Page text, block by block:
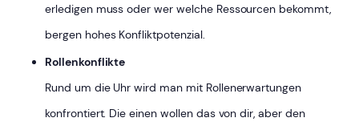
erledigen muss oder wer welche Ressourcen bekommt,
bergen hohes Konfliktpotenzial.
Rollenkonflikte
Rund um die Uhr wird man mit Rollenerwartungen
konfrontiert. Die einen wollen das von dir, aber den